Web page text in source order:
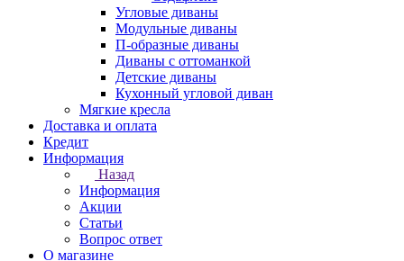
Угловые диваны
Модульные диваны
П-образные диваны
Диваны с оттоманкой
Детские диваны
Кухонный угловой диван
Мягкие кресла
Доставка и оплата
Кредит
Информация
Назад
Информация
Акции
Статьи
Вопрос ответ
О магазине